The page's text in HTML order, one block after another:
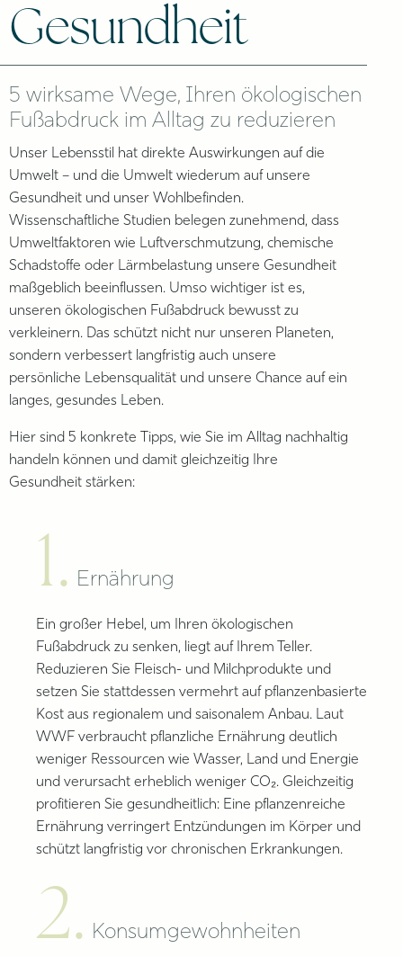
Gesundheit
5 wirksame Wege, Ihren ökologischen
Fußabdruck im Alltag zu reduzieren
Unser Lebensstil hat direkte Auswirkungen auf die
Umwelt – und die Umwelt wiederum auf unsere
Gesundheit und unser Wohlbefinden.
Wissenschaftliche Studien belegen zunehmend, dass
Umweltfaktoren wie Luftverschmutzung, chemische
Schadstoffe oder Lärmbelastung unsere Gesundheit
maßgeblich beeinflussen. Umso wichtiger ist es,
unseren ökologischen Fußabdruck bewusst zu
verkleinern. Das schützt nicht nur unseren Planeten,
sondern verbessert langfristig auch unsere
persönliche Lebensqualität und unsere Chance auf ein
langes, gesundes Leben.
Hier sind 5 konkrete Tipps, wie Sie im Alltag nachhaltig
handeln können und damit gleichzeitig Ihre
Gesundheit stärken:
1. Ernährung
Ein großer Hebel, um Ihren ökologischen
Fußabdruck zu senken, liegt auf Ihrem Teller.
Reduzieren Sie Fleisch- und Milchprodukte und
setzen Sie stattdessen vermehrt auf pflanzenbasierte
Kost aus regionalem und saisonalem Anbau. Laut
WWF verbraucht pflanzliche Ernährung deutlich
weniger Ressourcen wie Wasser, Land und Energie
und verursacht erheblich weniger CO₂. Gleichzeitig
profitieren Sie gesundheitlich: Eine pflanzenreiche
Ernährung verringert Entzündungen im Körper und
schützt langfristig vor chronischen Erkrankungen.
2. Konsumgewohnheiten